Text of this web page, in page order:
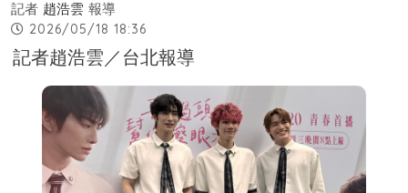
記者 趙浩雲 報導
2026/05/18 18:36
記者趙浩雲／台北報導